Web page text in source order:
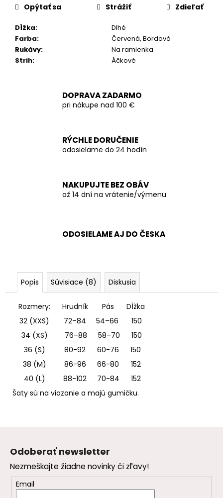
Dĺžka:
Dlhé
Farba:
Červená, Bordová
Rukávy:
Na ramienka
Strih: Áčkové
Opýtať sa Strážiť Zdieľať
DOPRAVA ZADARMO
pri nákupe nad 100 €
RÝCHLE DORUČENIE
odosielame do 24 hodín
NAKUPUJTE BEZ OBÁV
až 14 dní na vrátenie/výmenu
ODOSIELAME AJ DO ČESKA
Popis Súvisiace (8) Diskusia
Rozmery: Hrudník Pás
DÍžka
32 (XXS)
72–84 54–66
150
34 (XS)
76–88 58–70
150
36 (S)
80-92 60-76
150
38 (M)
86-96 66-80
152
40 (L)
88-102 70-84
152
Šaty sú na viazanie a majú gumičku.
Odoberať newsletter
Nezmeškajte žiadne novinky či zľavy!
Email